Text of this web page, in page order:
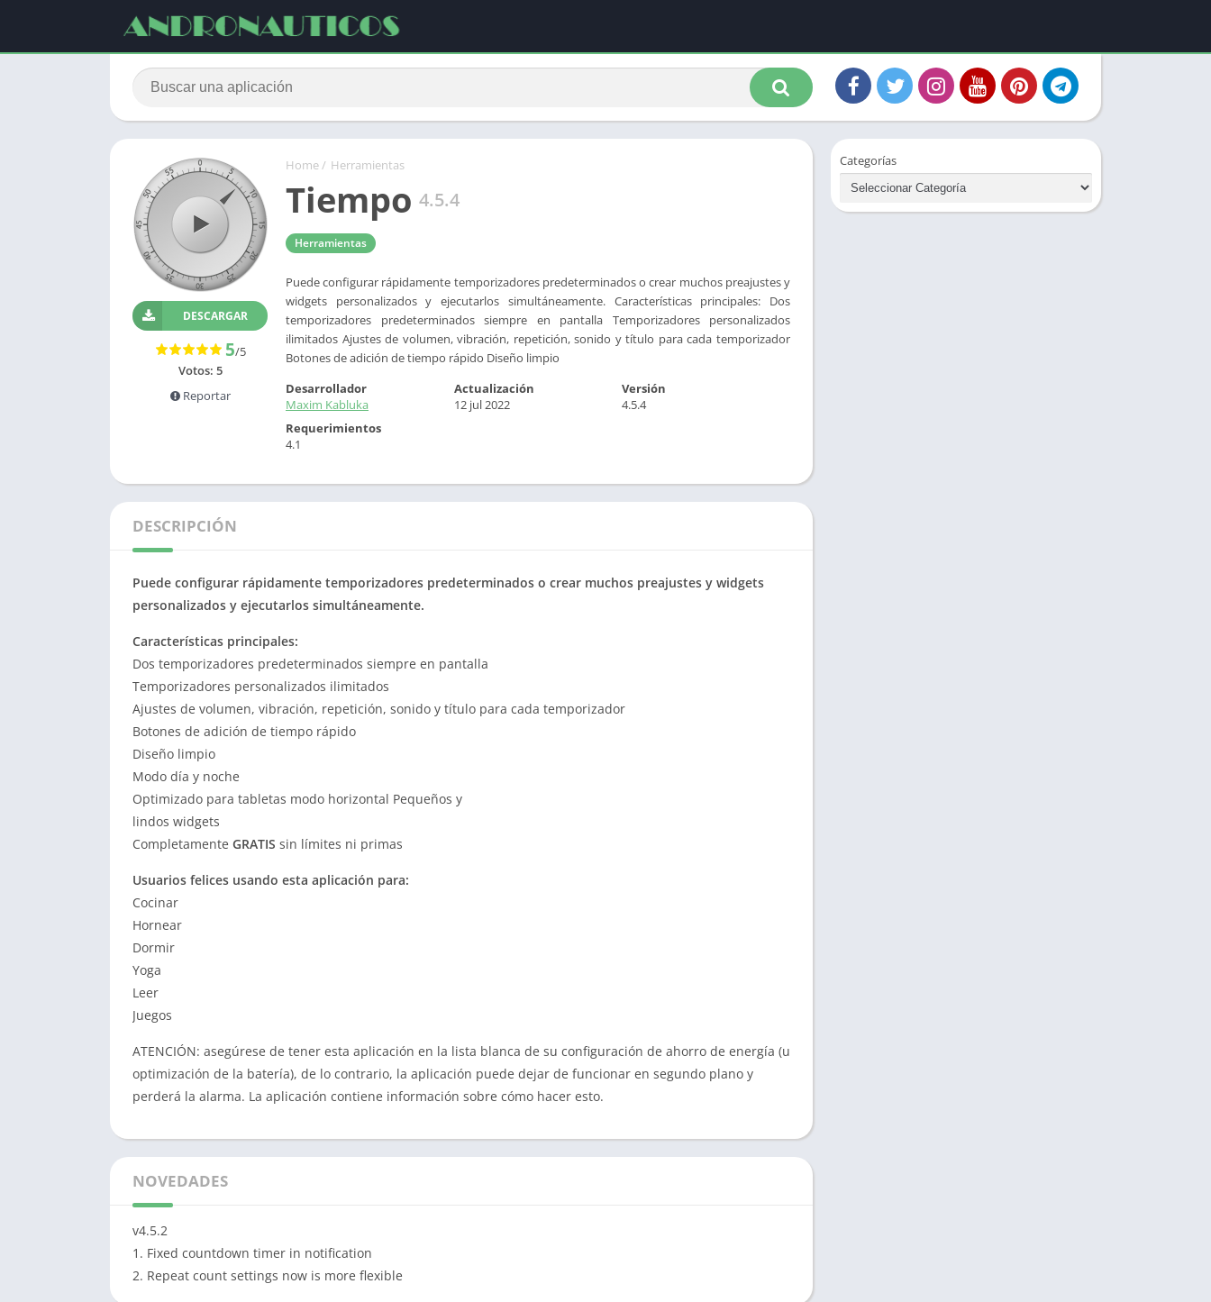
Home/ Herramientas
Tiempo 4.5.4
Herramientas
Puede configurar rápidamente temporizadores predeterminados o crear muchos preajustes y
widgets personalizados y ejecutarlos simultáneamente. Características principales: Dos
temporizadores predeterminados siempre en pantalla Temporizadores personalizados
ilimitados Ajustes de volumen, vibración, repetición, sonido y título para cada temporizador
Botones de adición de tiempo rápido Diseño limpio
DESCARGAR
5/5
Votos: 5
Reportar
Desarrollador
Maxim Kabluka
Actualización
12 jul 2022
Versión
4.5.4
Requerimientos
4.1
DESCRIPCIÓN
Puede configurar rápidamente temporizadores predeterminados o crear muchos preajustes y widgets
personalizados y ejecutarlos simultáneamente.
Características principales:
Dos temporizadores predeterminados siempre en pantalla
Temporizadores personalizados ilimitados
Ajustes de volumen, vibración, repetición, sonido y título para cada temporizador
Botones de adición de tiempo rápido
Diseño limpio
Modo día y noche
Optimizado para tabletas modo horizontal Pequeños y
lindos widgets
Completamente GRATIS sin límites ni primas
Usuarios felices usando esta aplicación para:
Cocinar
Hornear
Dormir
Yoga
Leer
Juegos
ATENCIÓN: asegúrese de tener esta aplicación en la lista blanca de su configuración de ahorro de energía (u
optimización de la batería), de lo contrario, la aplicación puede dejar de funcionar en segundo plano y
perderá la alarma. La aplicación contiene información sobre cómo hacer esto.
NOVEDADES
v4.5.2
1. Fixed countdown timer in notification
2. Repeat count settings now is more flexible
Categorías